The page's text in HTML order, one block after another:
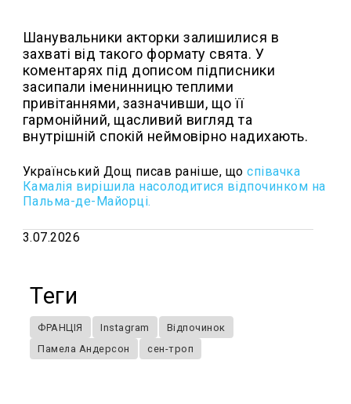
Шанувальники акторки залишилися в
захваті від такого формату свята. У
коментарях під дописом підписники
засипали іменинницю теплими
привітаннями, зазначивши, що її
гармонійний, щасливий вигляд та
внутрішній спокій неймовірно надихають.
Український Дощ писав раніше, щоспівачка
Камалія вирішила насолодитися відпочинком на
Пальма-де-Майорці.
3.07.2026
Теги
ФРАНЦІЯ Instagram
Відпочинок
Памела Андерсон
сен-троп